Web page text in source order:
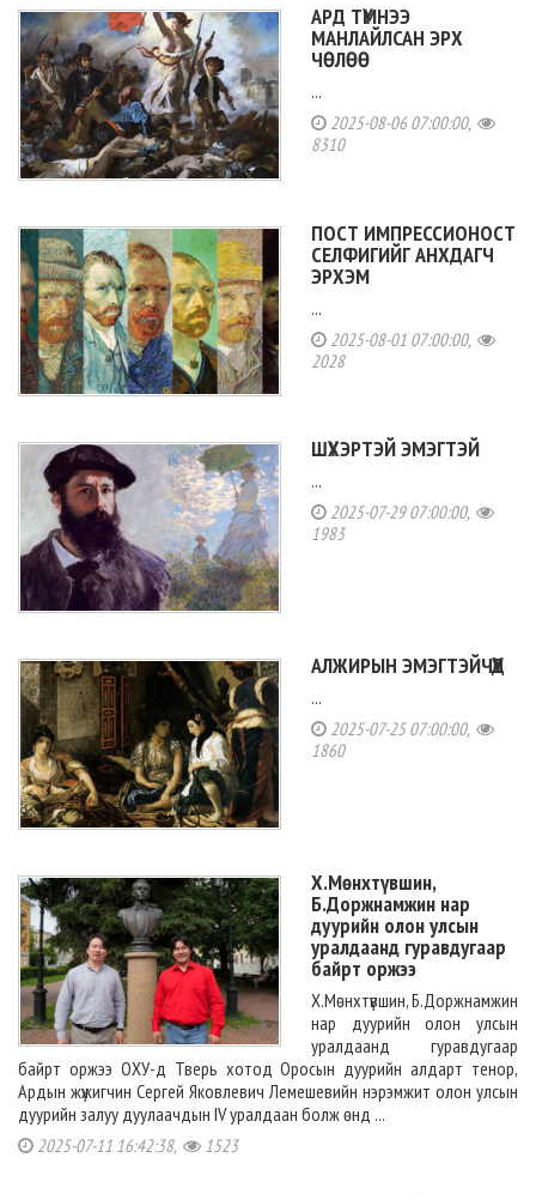
АРД ТҮМНЭЭ
МАНЛАЙЛСАН ЭРХ
ЧӨЛӨӨ
...
2025-08-06 07:00:00,
8310
ПОСТ ИМПРЕССИОНОСТ
СЕЛФИГИЙГ АНХДАГЧ
ЭРХЭМ
...
2025-08-01 07:00:00,
2028
ШҮХЭРТЭЙ ЭМЭГТЭЙ
...
2025-07-29 07:00:00,
1983
АЛЖИРЫН ЭМЭГТЭЙЧҮҮД
...
2025-07-25 07:00:00,
1860
Х.Мөнхтүвшин,
Б.Доржнамжин нар
дуурийн олон улсын
уралдаанд гуравдугаар
байрт оржээ
Х.Мөнхтүвшин, Б.Доржнамжин
нар дуурийн олон улсын
уралдаанд гуравдугаар
байрт оржээ ОХУ-д Тверь хотод Оросын дуурийн алдарт тенор,
Ардын жүжигчин Сергей Яковлевич Лемешевийн нэрэмжит олон улсын
дуурийн залуу дуулаачдын IV уралдаан болж өнд ...
2025-07-11 16:42:38, 1523